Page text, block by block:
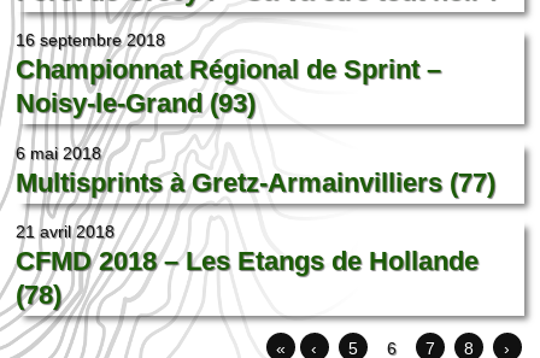
16 septembre 2018
Championnat Régional de Sprint –
Noisy-le-Grand (93)
6 mai 2018
Multisprints à Gretz-Armainvilliers (77)
21 avril 2018
CFMD 2018 – Les Etangs de Hollande
(78)
« ‹ 5 6 7 8 ›